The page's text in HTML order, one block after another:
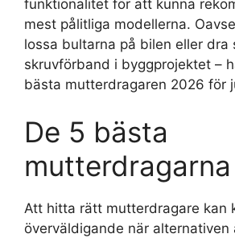
funktionalitet för att kunna
mest pålitliga modellerna.
lossa bultarna på bilen eller dra
skruvförband i byggprojektet –
bästa mutterdragaren 2026 för
De 5 bästa
Att hitta rätt mutterdragare kan
överväldigande när alternativen